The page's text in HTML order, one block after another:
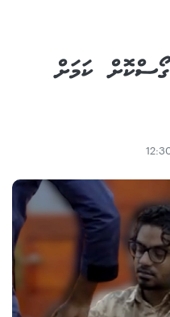
ކަމަށް